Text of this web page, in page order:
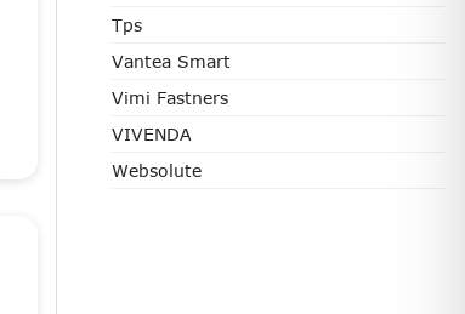
Tps
Vantea Smart
Vimi Fastners
VIVENDA
Websolute